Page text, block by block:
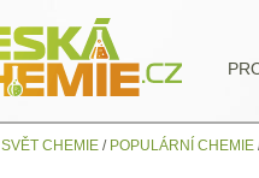
SVĚT CHEMIE / POPULÁRNÍ CHEMIE